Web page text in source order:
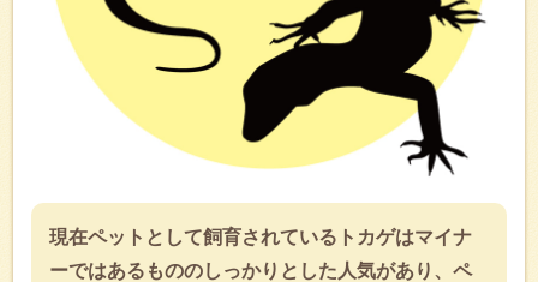
現在ペットとして飼育されているトカゲはマイナ
ーではあるもののしっかりとした人気があり、ペ